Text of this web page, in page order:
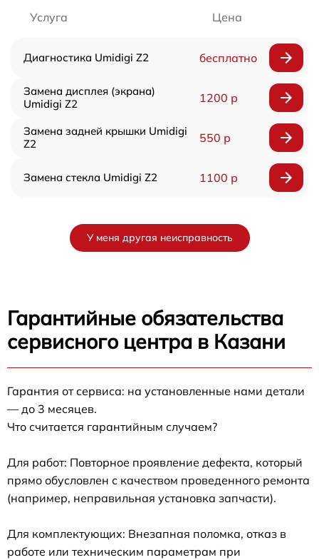
Услуга Цена
Диагностика Umidigi Z2 бесплатно
Замена дисплея (экрана)
Umidigi Z2
1200 р
Замена задней крышки Umidigi
Z2
550 р
Замена стекла Umidigi Z2 1100 р
У меня другая неисправность
Гарантийные обязательства
сервисного центра в Казани
Гарантия от сервиса: на установленные нами детали
— до 3 месяцев.
Что считается гарантийным случаем?
Для работ: Повторное проявление дефекта, который
прямо обусловлен с качеством проведенного ремонта
(например, неправильная установка запчасти).
Для комплектующих: Внезапная поломка, отказ в
работе или техническим параметрам при